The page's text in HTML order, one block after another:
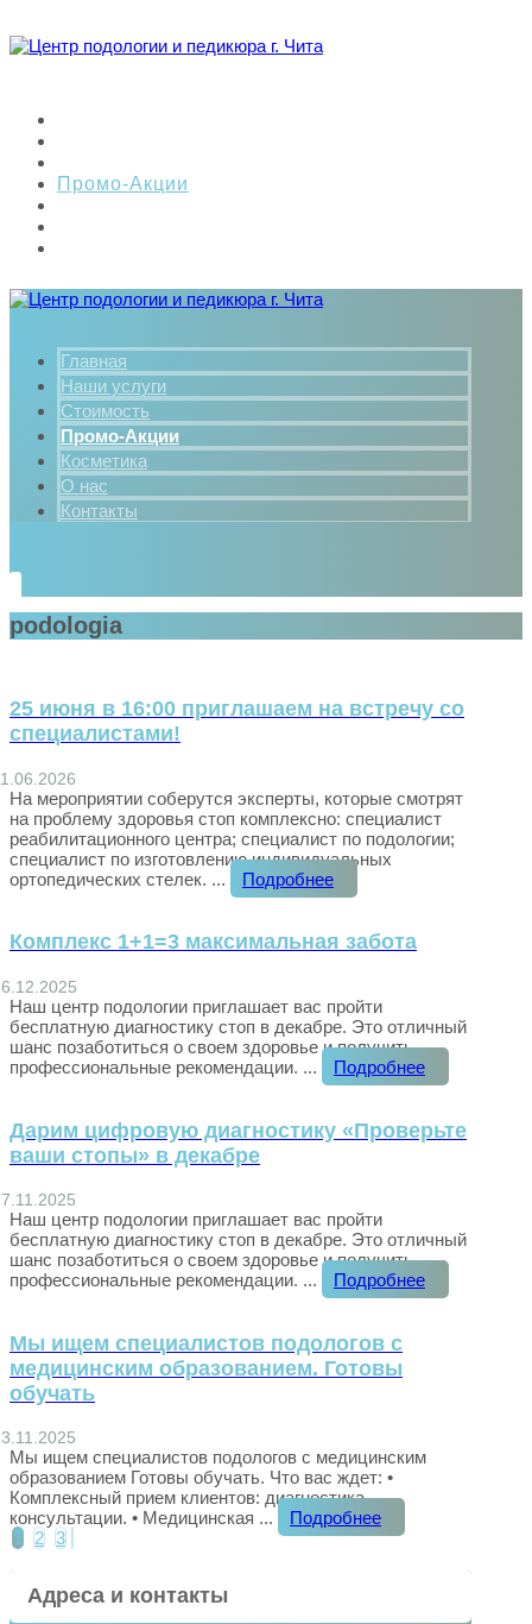
Промо-Акции
Главная
Наши услуги
Стоимость
Промо-Акции
Косметика
О нас
Контакты
podologia
25 июня в 16:00 приглашаем на встречу со
специалистами!
На мероприятии соберутся эксперты, которые смотрят
на проблему здоровья стоп комплексно: специалист
реабилитационного центра; специалист по подологии;
специалист по изготовлению индивидуальных
ортопедических стелек. ...
Подробнее
Комплекс 1+1=3 максимальная забота
Наш центр подологии приглашает вас пройти
бесплатную диагностику стоп в декабре. Это отличный
шанс позаботиться о своем здоровье и получить
профессиональные рекомендации. ...
Подробнее
Дарим цифровую диагностику «Проверьте
ваши стопы» в декабре
Наш центр подологии приглашает вас пройти
бесплатную диагностику стоп в декабре. Это отличный
шанс позаботиться о своем здоровье и получить
профессиональные рекомендации. ...
Подробнее
Мы ищем специалистов подологов с
медицинским образованием. Готовы
обучать
Мы ищем специалистов подологов с медицинским
образованием Готовы обучать. Что вас ждет: •
Комплексный прием клиентов: диагностика,
консультации. • Медицинская ...
Подробнее
Пагинация
записей
1 2 3
Адреса и контакты